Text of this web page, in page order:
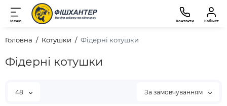
Меню Контакти Кабінет
Головна Котушки Фідерні котушки
Фідерні котушки
48 За замовчуванням